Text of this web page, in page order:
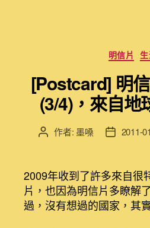
分
類
明信片
[Postcard] 明
(3/4)，來自地
文
者
作者: 墨嗓
文
佈
日
期
2011-
2009年收到了許多來自很
片，也因為明信片多瞭解
過，沒有想過的國家，其